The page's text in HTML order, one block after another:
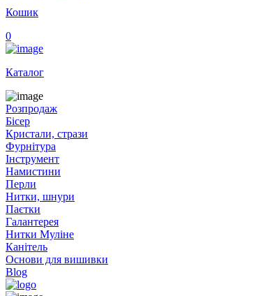
Кошик
0
Каталог
Розпродаж
Бісер
Кристали, стрази
Фурнітура
Інструмент
Намистини
Перли
Нитки, шнури
Паєтки
Галантерея
Нитки Муліне
Канітель
Основи для вишивки
Blog